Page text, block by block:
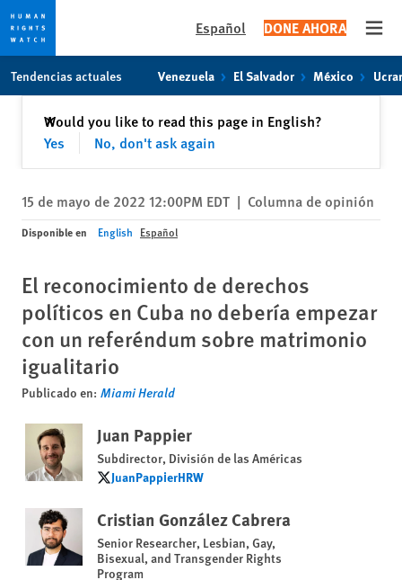
content
Español DONE AHORA
Tendencias actuales Venezuela El Salvador México
Would you like to read this page in English?
Yes
No, don't ask again
✕Cerrar
15 de mayo de 2022 12:00PM EDT | Columna de opinión
Disponible en English Español
El reconocimiento de derechos
políticos en Cuba no debería empezar
con un referéndum sobre matrimonio
igualitario
Publicado en: Miami Herald
Juan Pappier
Subdirector, División de las Américas
JuanPappierHRW
JuanPappierHRW
Cristian González Cabrera
Senior Researcher, Lesbian, Gay,
Bisexual, and Transgender Rights
Program